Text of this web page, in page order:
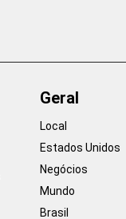
Geral
Local
Estados Unidos
Negócios
Mundo
Brasil